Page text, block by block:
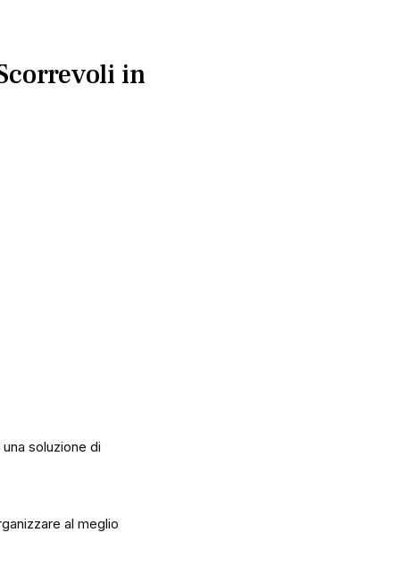
in
soluzione di
al meglio